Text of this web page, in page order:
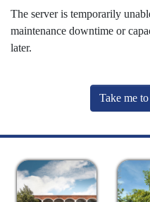
The server is temporarily
maintenance downtime or
later.
Take me